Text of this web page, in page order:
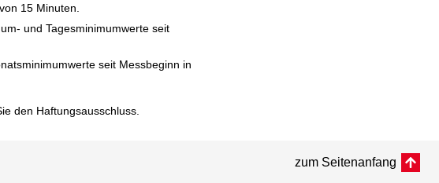
15 Minuten.
und Tagesminimumwerte seit
seit Messbeginn in
den Haftungsausschluss.
zum Seitenanfang